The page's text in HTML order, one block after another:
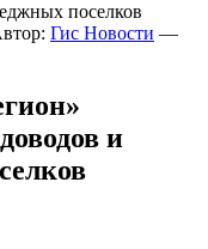
поселков
Гис Новости —
и